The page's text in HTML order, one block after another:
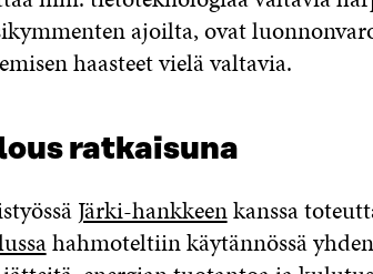
ajoilta, ovat
haasteet vielä valtavia.
ratkaisuna
Järki-hankkeenkanssa
hahmoteltiin käytännössä